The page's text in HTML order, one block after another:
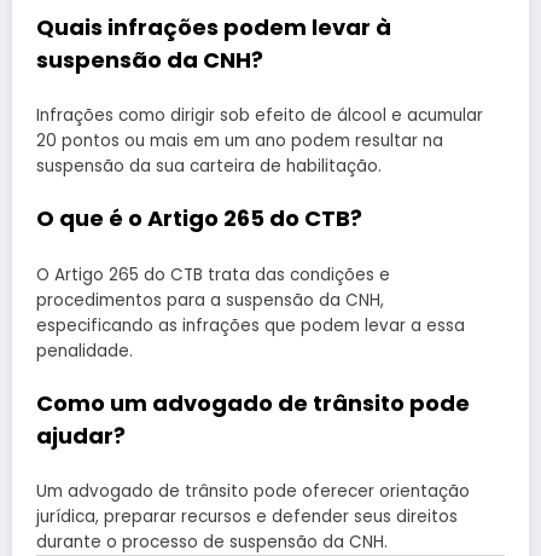
Quais infrações podem levar à
suspensão da CNH?
Infrações como dirigir sob efeito de álcool e acumular
20 pontos ou mais em um ano podem resultar na
suspensão da sua carteira de habilitação.
O que é o Artigo 265 do CTB?
O Artigo 265 do CTB trata das condições e
procedimentos para a suspensão da CNH,
especificando as infrações que podem levar a essa
penalidade.
Como um advogado de trânsito pode
ajudar?
Um advogado de trânsito pode oferecer orientação
jurídica, preparar recursos e defender seus direitos
durante o processo de suspensão da CNH.